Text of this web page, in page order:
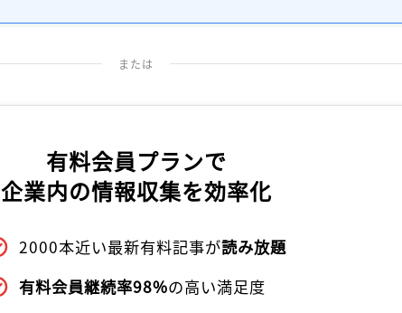
または
有料会員プランで
企業内の情報収集を効率化
2000本近い最新有料記事が読み放題
有料会員継続率98%の高い満足度